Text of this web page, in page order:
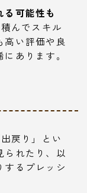
可能性も
んでスキル
高い評価や良
あります。
出戻り」とい
られたり、以
するプレッシ